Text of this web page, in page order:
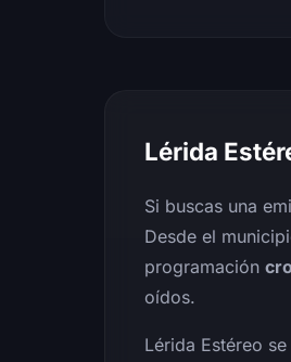
Lérida
Si buscas una
Desde el
programación
oídos.
Lérida Estéreo